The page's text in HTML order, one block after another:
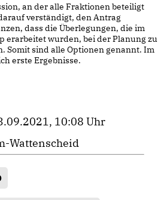
an der alle Fraktionen beteiligt
verständigt, den Antrag
dass die Überlegungen, die im
erarbeitet wurden, bei der Planung zu
Somit sind alle Optionen genannt. Im
erste Ergebnisse.
10:08 Uhr
Wattenscheid